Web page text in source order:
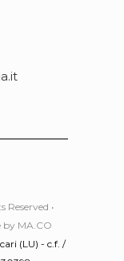
•
by MA.CO
(LU) - c.f. /